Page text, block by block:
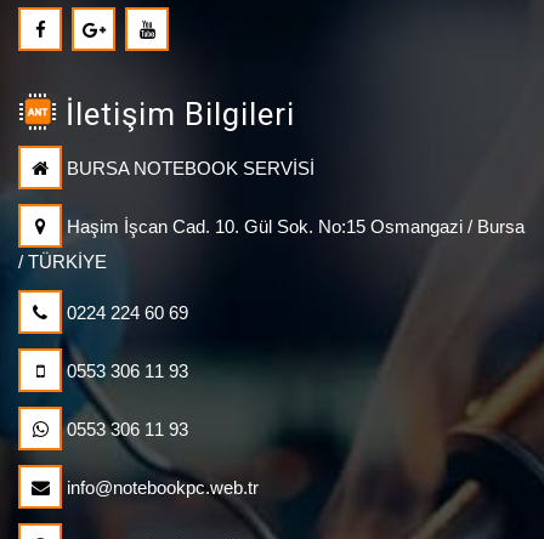
İletişim Bilgileri
BURSA NOTEBOOK SERVİSİ
Haşim İşcan Cad. 10. Gül Sok. No:15 Osmangazi / Bursa
/ TÜRKİYE
0224 224 60 69
0553 306 11 93
0553 306 11 93
info@notebookpc.web.tr